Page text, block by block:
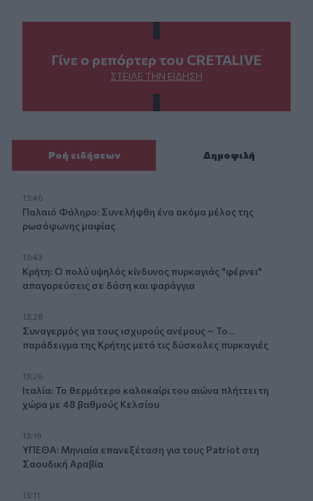
Γίνε ο ρεπόρτερ του CRETALIVE
ΣΤΕΊΛΕ ΤΗΝ ΕΊΔΗΣΗ
Ροή ειδήσεων Δημοφιλή
13:46
Παλαιό Φάληρο: Συνελήφθη ένα ακόμα μέλος της
ρωσόφωνης μαφίας
13:43
Κρήτη: Ο πολύ υψηλός κίνδυνος πυρκαγιάς "φέρνει"
απαγορεύσεις σε δάση και φαράγγια
13:28
Συναγερμός για τους ισχυρούς ανέμους – Το...
παράδειγμα της Κρήτης μετά τις δύσκολες πυρκαγιές
13:26
Ιταλία: Το θερμότερο καλοκαίρι του αιώνα πλήττει τη
χώρα με 48 βαθμούς Κελσίου
13:19
ΥΠΕΘΑ: Μηνιαία επανεξέταση για τους Patriot στη
Σαουδική Αραβία
13:11